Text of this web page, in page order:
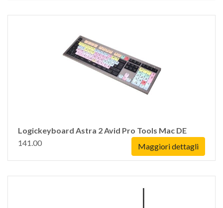
Logickeyboard Astra 2 Avid Pro Tools Mac DE
141.00
Maggiori dettagli